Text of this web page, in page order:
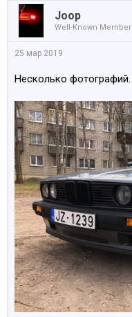
Joop
Well-Known Member
25 мар 2019
Несколько фотографий.